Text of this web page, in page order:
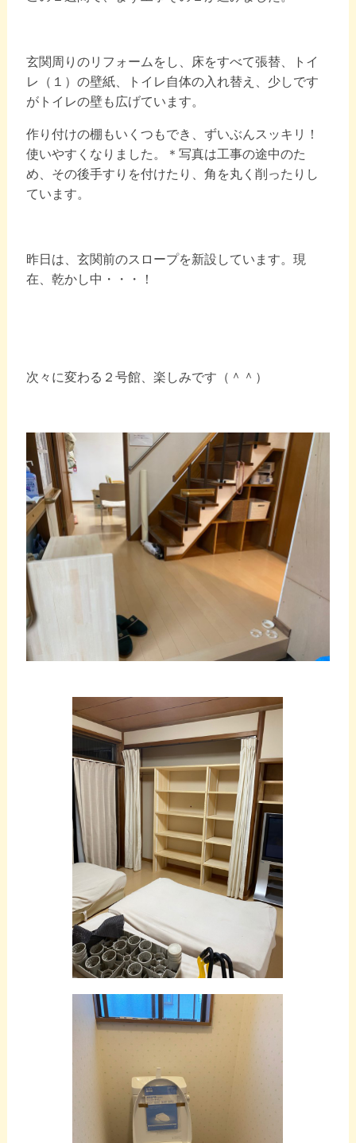
玄関周りのリフォームをし、床をすべて張替、トイ
レ（１）の壁紙、トイレ自体の入れ替え、少しです
がトイレの壁も広げています。
作り付けの棚もいくつもでき、ずいぶんスッキリ！
使いやすくなりました。＊写真は工事の途中のた
め、その後手すりを付けたり、角を丸く削ったりし
ています。
昨日は、玄関前のスロープを新設しています。現
在、乾かし中・・・！
次々に変わる２号館、楽しみです（＾＾）